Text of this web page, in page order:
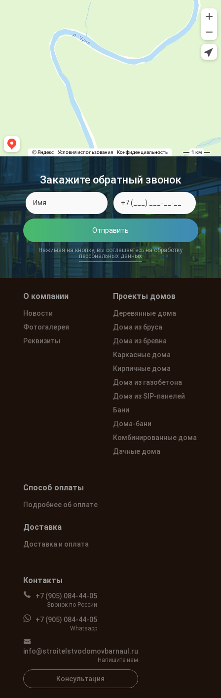
Закажите обратный звонок
Отправить
Нажимая на кнопку, вы соглашаетесь на обработку
персональных данных
О компании
Новости
Фотогалерея
Реквизиты
Проекты домов
Деревянные дома
Дома из бруса
Дома из бревна
Каркасные дома
Кирпичные дома
Дома из газобетона
Дома из SIP-панелей
Бани
Дома-бани
Комбинированные дома
Дачные дома
Контакты
+7 (905) 084-44-05
Звонок по России
+7 (905) 084-44-05
Whatsapp
info@stroitelstvodomovbarnaul.ru
Напишите нам
Консультация
Способ оплаты
Подробнее об оплате
Доставка
Доставка и оплата